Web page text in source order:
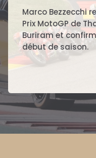
Marco Bezzecchi
Prix MotoGP de
Buriram et
début de saison.